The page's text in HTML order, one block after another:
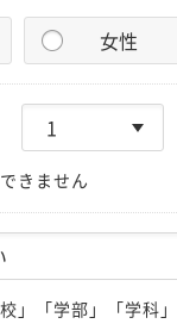
女性
きません
」「学部」「学科